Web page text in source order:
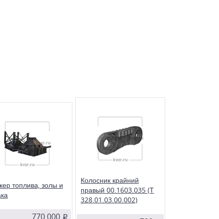
теплообменники
топлива, золы и
770 000 p
подачей топлива в топку котла,
применяются бункеры угля.
Котельный завод "РЭП"
производит бункеры угля
различных исполнений. Объем
Колосник крайний
правый 00.1603.035 (Т
328.01.03.00.002)
( Т 328.01.03.00.002 )
в колосниковое
механической топки
с ленточной решеткой
хода, работающей с
КЕ, КВм, ДКВр, КВТС.